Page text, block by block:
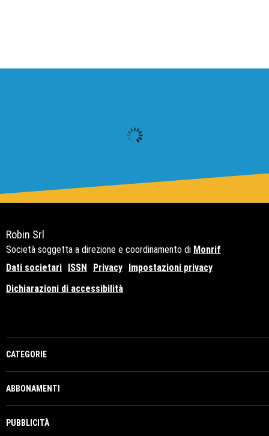
Robin Srl
Società soggetta a direzione e coordinamento di Monrif
Dati societari ISSN Privacy Impostazioni privacy
Dichiarazioni di accessibilità
CATEGORIE
ABBONAMENTI
PUBBLICITÀ